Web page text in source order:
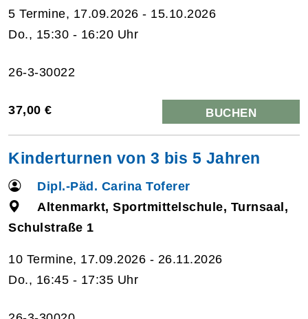
5 Termine, 17.09.2026 - 15.10.2026
Do., 15:30 - 16:20 Uhr
26-3-30022
37,00 € BUCHEN
Kinderturnen von 3 bis 5 Jahren
Dipl.-Päd. Carina Toferer
Altenmarkt, Sportmittelschule, Turnsaal,
Schulstraße 1
10 Termine, 17.09.2026 - 26.11.2026
Do., 16:45 - 17:35 Uhr